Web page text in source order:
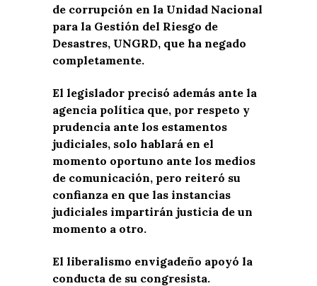
de corrupción en la Unidad Nacional
para la Gestión del Riesgo de
Desastres, UNGRD, que ha negado
completamente.
El legislador precisó además ante la
agencia política que, por respeto y
prudencia ante los estamentos
judiciales, solo hablará en el
momento oportuno ante los medios
de comunicación, pero reiteró su
confianza en que las instancias
judiciales impartirán justicia de un
momento a otro.
El liberalismo envigadeño apoyó la
conducta de su congresista.